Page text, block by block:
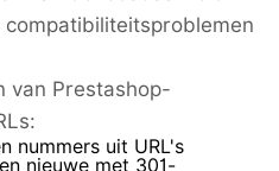
van Prestashop-
nummers uit URL's
nieuwe met 301-